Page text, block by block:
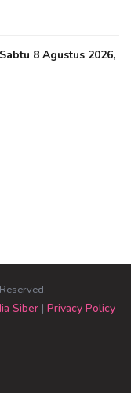
8 Agustus 2026,
Siber| Privacy Policy